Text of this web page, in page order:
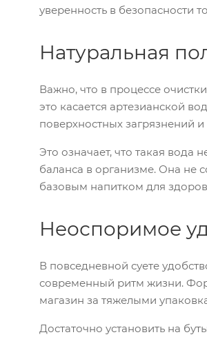
уверенность в безопасности
Натуральная
Важно, что в процессе
это касается артезианской
поверхностных загрязнений
Это означает, что такая вода
баланса в организме. Она не
базовым напитком для
Неоспоримое
В повседневной суете
современный ритм жизни.
магазин за тяжелыми
Достаточно установить на